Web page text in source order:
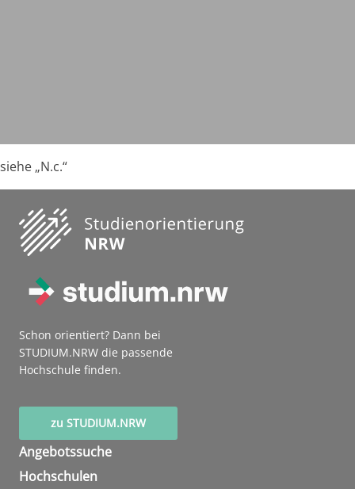
siehe „N.c.“
Schon orientiert? Dann bei
STUDIUM.NRW die passende
Hochschule finden.
zu STUDIUM.NRW
Angebotssuche
Hochschulen